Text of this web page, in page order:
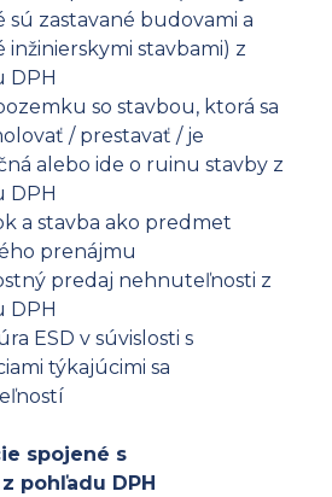
sú zastavané budovami a
inžinierskymi stavbami) z
DPH
so stavbou, ktorá sa
/ prestavať / je
alebo ide o ruinu stavby z
DPH
a stavba ako predmet
prenájmu
predaj nehnuteľnosti z
DPH
ESD v súvislosti s
týkajúcimi sa
spojené s
pohľadu DPH